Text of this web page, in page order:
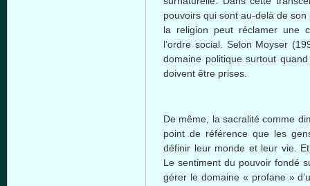
pouvoirs qui sont au-delà de son
la religion peut réclamer une
l’ordre social. Selon Moyser
domaine politique surtout quand
doivent être prises.
De même , lasacralité comme
point de référence queles
définir leur monde et leur vie.
Le sentiment du pouvoir fondé
gérer le domaine« profane »